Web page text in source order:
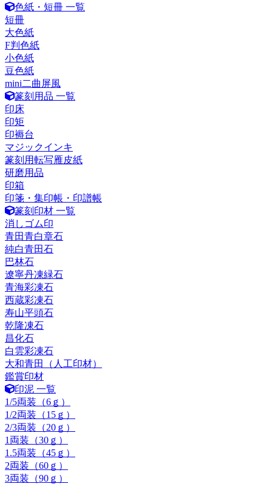
色紙・短冊 一覧
短冊
大色紙
F判色紙
小色紙
豆色紙
mini二曲屏風
篆刻用品 一覧
印床
印矩
印褥台
マジックインキ
篆刻用転写雁皮紙
研磨用品
印箱
印箋・集印帳・印譜帳
篆刻印材 一覧
消しゴム印
青田青白章石
純白青田石
巴林石
遼寧丹凍緑石
青海彩凍石
西蔵彩凍石
寿山平頭石
乾隆凍石
昌化石
白雲彩凍石
大和青田（人工印材）
鑑賞印材
印泥 一覧
1/5両装（6ｇ）
1/2両装（15ｇ）
2/3両装（20ｇ）
1両装（30ｇ）
1.5両装（45ｇ）
2両装（60ｇ）
3両装（90ｇ）